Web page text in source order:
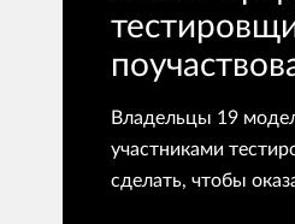
Владельцы 19
участниками
сделать, чтобы